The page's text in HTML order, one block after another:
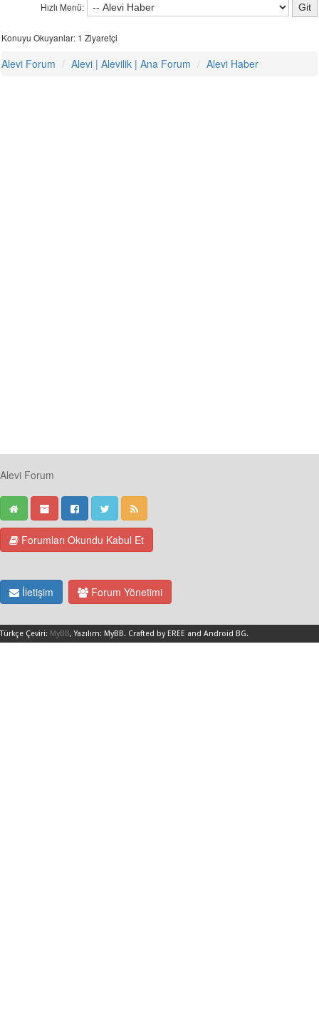
Hızlı Menü:
Konuyu Okuyanlar: 1 Ziyaretçi
Alevi Forum Alevi | Alevilik | Ana Forum Alevi Haber
Alevi Forum
Forumları Okundu Kabul Et
İletişim Forum Yönetimi
Türkçe Çeviri: MyBB, Yazılım: MyBB. Crafted by EREE and Android BG.